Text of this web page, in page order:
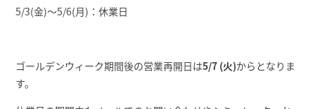
5/3(金)～5/6(月)：休業日
ゴールデンウィーク期間後の営業再開日は5/7 (火)からとなりま
す。